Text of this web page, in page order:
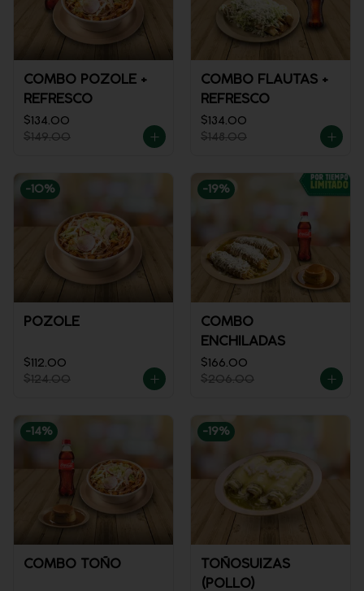
COMBO POZOLE +
REFRESCO
$134.00
$149.00
COMBO FLAUTAS +
REFRESCO
$134.00
$148.00
-10%
POZOLE
$112.00
$124.00
-19%
COMBO
ENCHILADAS
$166.00
$206.00
-14%
COMBO TOÑO
-19%
TOÑOSUIZAS
(POLLO)